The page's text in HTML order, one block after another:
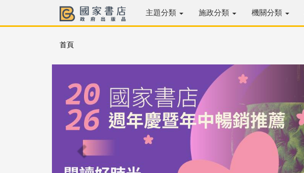
主題分類 施政分類 機關分類
首頁